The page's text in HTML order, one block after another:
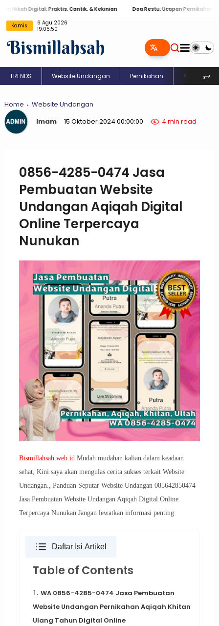
Digital: Praktis, Cantik, & Kekinian Doa Restu: Ucapan Pernikahan Islami
Kamis 6 Agu 2026 19:05:51
TRENDS Website Undangan Pernikahan Aqiqah⥅
Home
Website Undangan
Imam
15 Oktober 2024 00:00:00 4 min read
0856-4285-0474 Jasa
Pembuatan Website
Undangan Aqiqah Digital
Online Terpercaya
Nunukan
Bismillahsah.web.idMudah mudahan kalian dalam keadaan
sehat, Kini saya akan mengulas cerita sukses terkait Website
Undangan., Panduan Seputar Website Undangan 085642850474
Jasa Pembuatan Website Undangan Aqiqah Digital Online
Terpercaya Nunukan Jangan lewatkan informasi penting
Daftar Isi Artikel
Table of Contents
1. WA 0856-4285-0474 Jasa Pembuatan
Website Undangan Pernikahan Aqiqah Khitan
Ulang Tahun Digital Online